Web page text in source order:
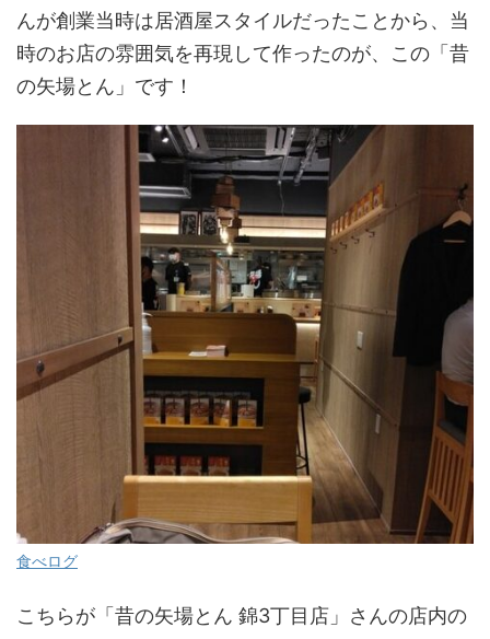
んが創業当時は居酒屋スタイルだったことから、当
時のお店の雰囲気を再現して作ったのが、この「昔
の矢場とん」です！
食べログ
こちらが「昔の矢場とん 錦3丁目店」さんの店内の